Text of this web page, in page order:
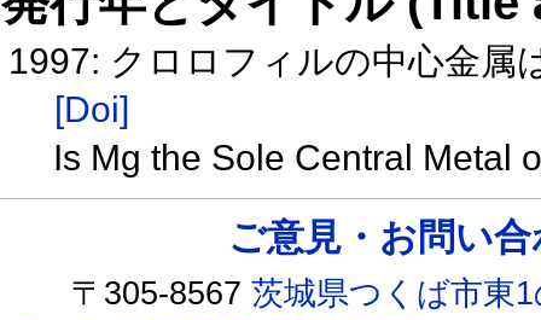
1997: クロロフィルの中心金
[Doi]
Is Mg the Sole Central Metal
ご意見・お問い
〒305-8567茨城県つくば市東